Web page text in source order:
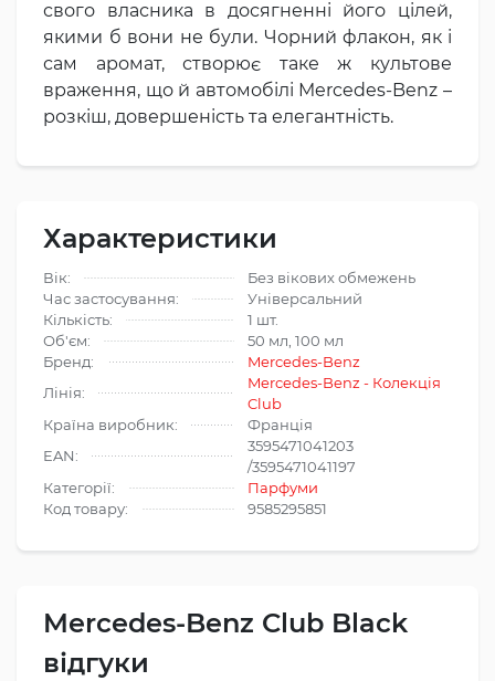
свого власника в досягненні його цілей,
якими б вони не були. Чорний флакон, як і
сам аромат, створює таке ж культове
враження, що й автомобілі Mercedes-Benz –
розкіш, довершеність та елегантність.
Характеристики
Вік:
Без вікових обмежень
Час застосування:
Універсальний
Кількість:
1 шт.
Об'єм:
50 мл, 100 мл
Бренд:
Mercedes-Benz
Лінія:
Mercedes-Benz - Колекція
Club
Країна виробник:
Франція
EAN:
3595471041203
/3595471041197
Категорії:
Парфуми
Код товару:
9585295851
Mercedes-Benz Club Black
відгуки